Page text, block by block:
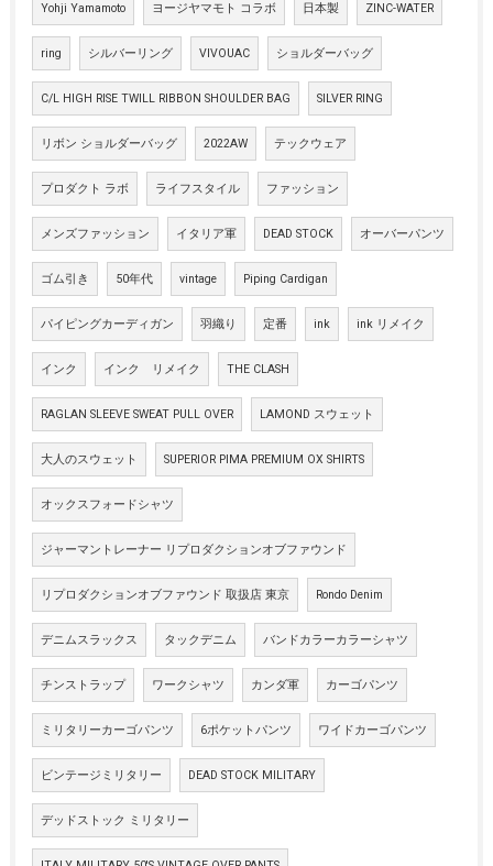
Yohji Yamamoto ヨージヤマモト コラボ 日本製 ZINC-WATER
ring シルバーリング VIVOUAC ショルダーバッグ
C/L HIGH RISE TWILL RIBBON SHOULDER BAG SILVER RING
リボン ショルダーバッグ 2022AW テックウェア
プロダクト ラボ ライフスタイル ファッション
メンズファッション イタリア軍 DEAD STOCK オーバーパンツ
ゴム引き 50年代 vintage Piping Cardigan
パイピングカーディガン 羽織り 定番 ink ink リメイク
インク インク リメイク THE CLASH
RAGLAN SLEEVE SWEAT PULL OVER LAMOND スウェット
大人のスウェット SUPERIOR PIMA PREMIUM OX SHIRTS
オックスフォードシャツ
ジャーマントレーナー リプロダクションオブファウンド
リプロダクションオブファウンド 取扱店 東京 Rondo Denim
デニムスラックス タックデニム バンドカラーカラーシャツ
チンストラップ ワークシャツ カンダ軍 カーゴパンツ
ミリタリーカーゴパンツ 6ポケットパンツ ワイドカーゴパンツ
ビンテージミリタリー DEAD STOCK MILITARY
デッドストック ミリタリー